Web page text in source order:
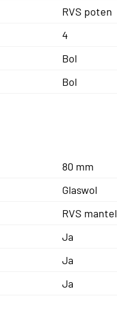
RVS poten
4
Bol
Bol
80 mm
Glaswol
RVS mantel
Ja
Ja
Ja